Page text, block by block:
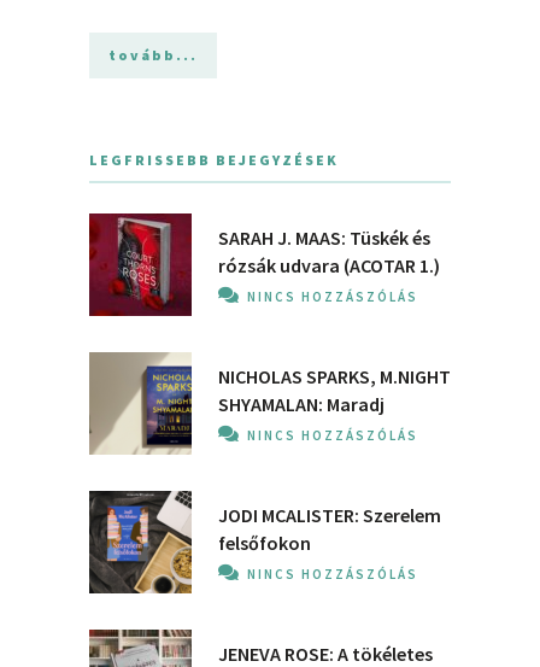
tovább...
LEGFRISSEBB BEJEGYZÉSEK
SARAH J. MAAS: Tüskék és
rózsák udvara (ACOTAR 1.)
NINCS HOZZÁSZÓLÁS
NICHOLAS SPARKS, M.NIGHT
SHYAMALAN: Maradj
NINCS HOZZÁSZÓLÁS
JODI MCALISTER: Szerelem
felsőfokon
NINCS HOZZÁSZÓLÁS
JENEVA ROSE: A ​tökéletes